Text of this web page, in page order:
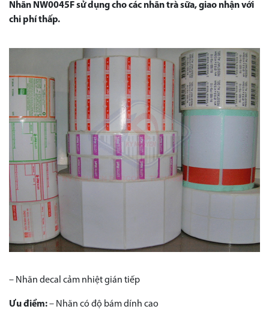
Nhãn NW0045Fsử dụng cho các nhãn trà sữa, giao nhận với
chi phí thấp.
– Nhãn decal cảm nhiệt gián tiếp
Ưu điểm:– Nhãn có độ bám dính cao